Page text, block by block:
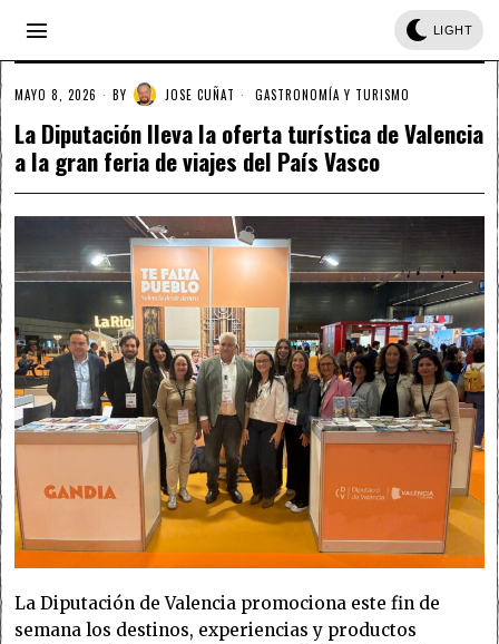
LIGHT
MAYO 8, 2026 BY JOSE CUÑAT GASTRONOMÍA Y TURISMO
La Diputación lleva la oferta turística de Valencia
a la gran feria de viajes del País Vasco
La Diputación de Valencia promociona este fin de
semana los destinos, experiencias y productos